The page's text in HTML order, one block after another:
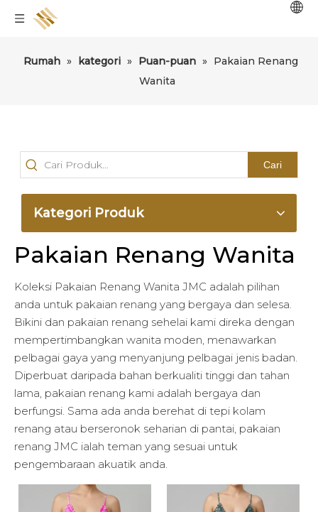
Rumah » kategori » Puan-puan » Pakaian Renang
Wanita
Cari
Kategori Produk
Pakaian Renang Wanita
Koleksi Pakaian Renang Wanita JMC adalah pilihan
anda untuk pakaian renang yang bergaya dan selesa.
Bikini dan pakaian renang sehelai kami direka dengan
mempertimbangkan wanita moden, menawarkan
pelbagai gaya yang menyanjung pelbagai jenis badan.
Diperbuat daripada bahan berkualiti tinggi dan tahan
lama, pakaian renang kami adalah bergaya dan
berfungsi. Sama ada anda berehat di tepi kolam
renang atau berseronok seharian di pantai, pakaian
renang JMC ialah teman yang sesuai untuk
pengembaraan akuatik anda.